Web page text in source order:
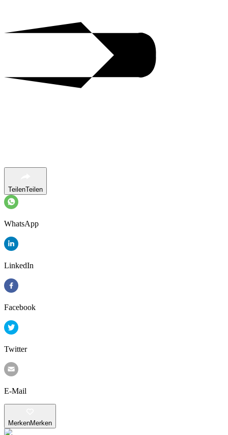
TeilenTeilen
WhatsApp
LinkedIn
Facebook
Twitter
E-Mail
MerkenMerken